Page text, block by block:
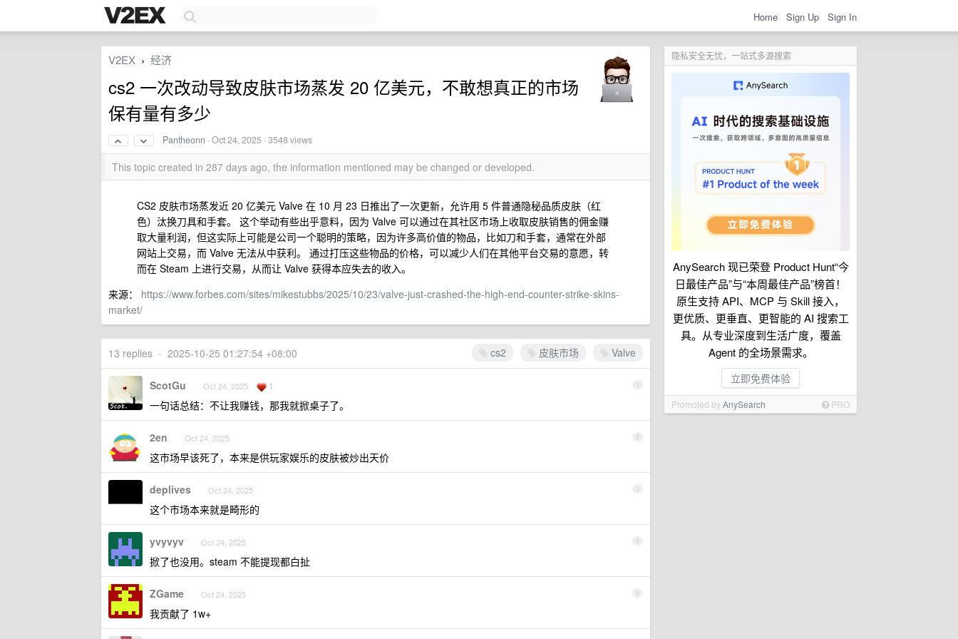
Home Sign Up Sign In
隐私安全无忧，一站式多源搜索
AnySearch 现已荣登 Product Hunt“今
日最佳产品”与“本周最佳产品”榜首！
原生支持 API、MCP 与 Skill 接入，
更优质、更垂直、更智能的 AI 搜索工
具。从专业深度到生活广度，覆盖
Agent 的全场景需求。
立即免费体验
Promoted byAnySearch PRO
V2EX › 经济
cs2 一次改动导致皮肤市场蒸发 20 亿美元，不敢想真正的市场
保有量有多少
Pantheonn ·Oct 24, 2025 · 3548 views
This topic created in 287 days ago, the information mentioned may be changed or developed.
CS2 皮肤市场蒸发近 20 亿美元 Valve 在 10 月 23 日推出了一次更新，允许用 5 件普通隐秘品质皮肤（红
色）汰换刀具和手套。 这个举动有些出乎意料，因为 Valve 可以通过在其社区市场上收取皮肤销售的佣金赚
取大量利润，但这实际上可能是公司一个聪明的策略，因为许多高价值的物品，比如刀和手套，通常在外部
网站上交易，而 Valve 无法从中获利。 通过打压这些物品的价格，可以减少人们在其他平台交易的意愿，转
而在 Steam 上进行交易，从而让 Valve 获得本应失去的收入。
来源： https://www.forbes.com/sites/mikestubbs/2025/10/23/valve-just-crashed-the-high-end-counter-strike-skins-
market/
cs2 皮肤市场 Valve
13 replies • 2025-10-25 01:27:54 +08:00
1
ScotGu Oct 24, 2025 1
一句话总结：不让我赚钱，那我就掀桌子了。
2
2en Oct 24, 2025
这市场早该死了，本来是供玩家娱乐的皮肤被炒出天价
3
deplives Oct 24, 2025
这个市场本来就是畸形的
4
yvyvyv Oct 24, 2025
掀了也没用。steam 不能提现都白扯
5
ZGame Oct 24, 2025
我贡献了 1w+